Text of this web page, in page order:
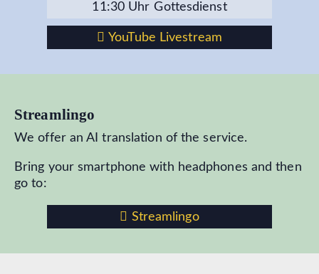
11:30 Uhr Gottesdienst
YouTube Livestream
Streamlingo
We offer an AI translation of the service.
Bring your smartphone with headphones and then
go to:
Streamlingo